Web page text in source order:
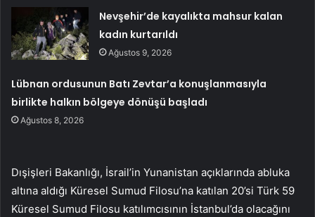
Nevşehir’de kayalıkta mahsur kalan
kadın kurtarıldı
Ağustos 9, 2026
Lübnan ordusunun Batı Zevtar’a konuşlanmasıyla
birlikte halkın bölgeye dönüşü başladı
Ağustos 8, 2026
Dışişleri Bakanlığı, İsrail’in Yunanistan açıklarında abluka
altına aldığı Küresel Sumud Filosu’na katılan 20’si Türk 59
Küresel Sumud Filosu katılımcısının İstanbul’da olacağını